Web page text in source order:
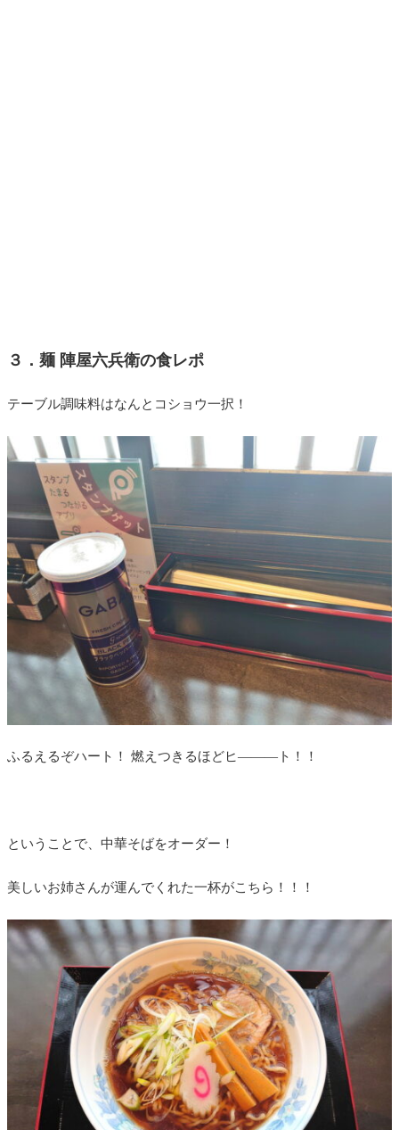
３．麺 陣屋六兵衛の食レポ
テーブル調味料はなんとコショウ一択！
ふるえるぞハート！ 燃えつきるほどヒ―――ト！！
ということで、中華そばをオーダー！
美しいお姉さんが運んでくれた一杯がこちら！！！